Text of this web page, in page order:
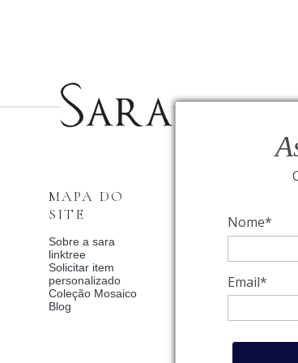
Nome*
Email*
Fale Conosco
Relógios BVLGARI
Condições de
Catalogo Dia Dos
Meus pedidos
MAPA DO
SITE
Sobre a sara
linktree
Solicitar item
personalizado
Blog
Coleção Mosaico